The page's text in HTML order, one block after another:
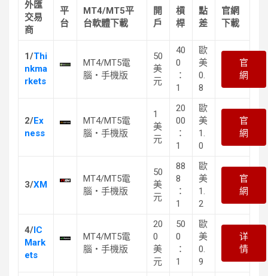
外匯
交易
商
平
台
MT4/MT5平
台軟體下載
開
戶
槓
桿
點
差
官網
下載
1/Thi
nkma
rkets
MT4/MT5電
腦・手機版
50
美
元
40
0
：
1
歐
美
0.
8
官
網
2/Ex
ness
MT4/MT5電
腦・手機版
1
美
元
20
00
：
1
歐
美
1.
0
官
網
3/XM
MT4/MT5電
腦・手機版
50
美
元
88
8
：
1
歐
美
1.
2
官
網
4/IC
Mark
ets
MT4/MT5電
腦・手機版
20
0
美
元
50
0
：
1
歐
美
0.
9
详
情